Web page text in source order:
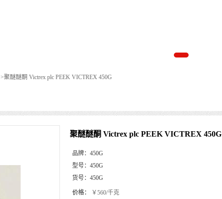
>聚醚醚酮 Victrex plc PEEK VICTREX 450G
聚醚醚酮 Victrex plc PEEK VICTREX 450G
品牌： 450G
型号： 450G
货号： 450G
价格： ￥560/千克